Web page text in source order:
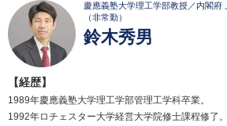
慶應義塾大学理工学部教授／内閣府
（非常勤）
鈴木秀男
【経歴】
1989年慶應義塾大学理工学部管理工学科卒業。
1992年ロチェスター大学経営大学院修士課程修了。